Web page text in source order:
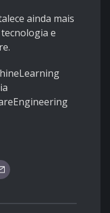
ainda mais
e